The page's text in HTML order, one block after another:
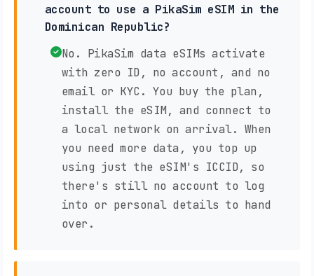
account to use a PikaSim eSIM in the
Dominican Republic?
No. PikaSim data eSIMs activate
with zero ID, no account, and no
email or KYC. You buy the plan,
install the eSIM, and connect to
a local network on arrival. When
you need more data, you top up
using just the eSIM's ICCID, so
there's still no account to log
into or personal details to hand
over.